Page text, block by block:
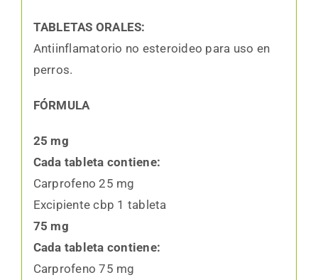
TABLETAS ORALES:
Antiinflamatorio no esteroideo para uso en
perros.
FÓRMULA
25 mg
Cada tableta contiene:
Carprofeno 25 mg
Excipiente cbp 1 tableta
75 mg
Cada tableta contiene:
Carprofeno 75 mg